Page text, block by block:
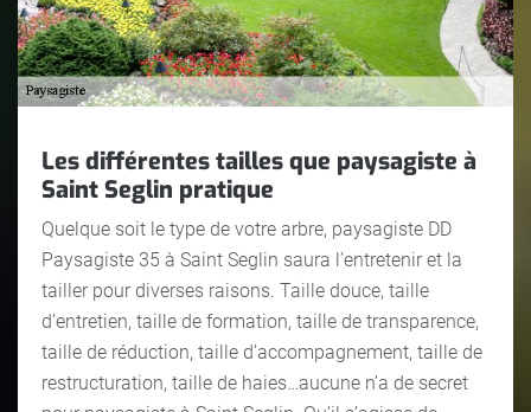
Les différentes tailles que paysagiste à
Saint Seglin pratique
Quelque soit le type de votre arbre, paysagiste DD
Paysagiste 35 à Saint Seglin saura l’entretenir et la
tailler pour diverses raisons. Taille douce, taille
d’entretien, taille de formation, taille de transparence,
taille de réduction, taille d’accompagnement, taille de
restructuration, taille de haies…aucune n’a de secret